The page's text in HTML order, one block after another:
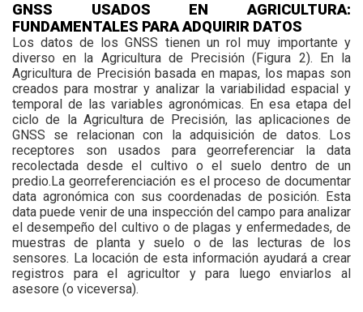
GNSS USADOS EN AGRICULTURA:
FUNDAMENTALES PARA ADQUIRIR DATOS
Los datos de los GNSS tienen un rol muy importante y
diverso en la Agricultura de Precisión (Figura 2). En la
Agricultura de Precisión basada en mapas, los mapas son
creados para mostrar y analizar la variabilidad espacial y
temporal de las variables agronómicas. En esa etapa del
ciclo de la Agricultura de Precisión, las aplicaciones de
GNSS se relacionan con la adquisición de datos. Los
receptores son usados para georreferenciar la data
recolectada desde el cultivo o el suelo dentro de un
predio.La georreferenciación es el proceso de documentar
data agronómica con sus coordenadas de posición. Esta
data puede venir de una inspección del campo para analizar
el desempeño del cultivo o de plagas y enfermedades, de
muestras de planta y suelo o de las lecturas de los
sensores. La locación de esta información ayudará a crear
registros para el agricultor y para luego enviarlos al
asesore (o viceversa).